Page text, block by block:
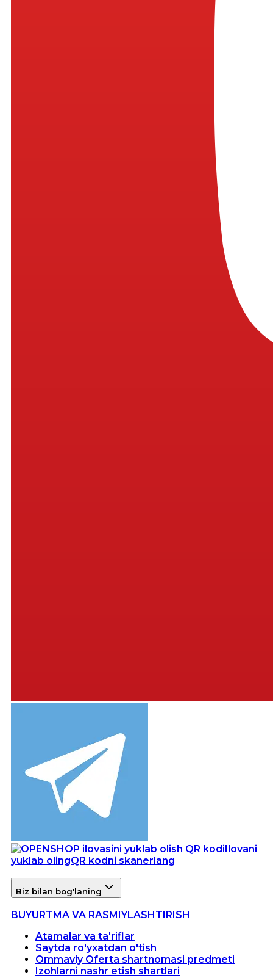
Ilovani
yuklab olingQR kodni skanerlang
Biz bilan bog'laning
BUYURTMA VA RASMIYLASHTIRISH
Atamalar va ta'riflar
Saytda ro'yxatdan o'tish
Ommaviy Oferta shartnomasi predmeti
Izohlarni nashr etish shartlari